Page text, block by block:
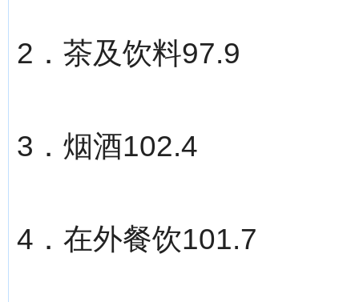
2．茶及饮料97.9
3．烟酒102.4
4．在外餐饮101.7